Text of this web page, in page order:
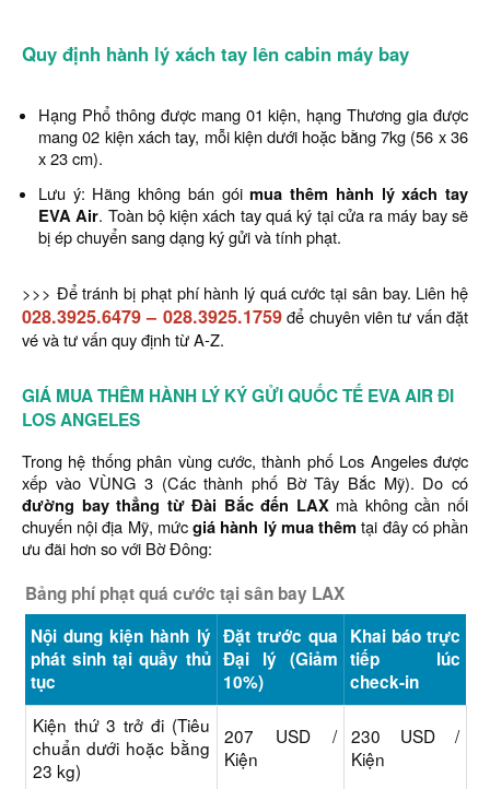
Quy định hành lý xách tay lên cabin máy bay
Hạng Phổ thông được mang 01 kiện, hạng Thương gia được
mang 02 kiện xách tay, mỗi kiện dưới hoặc bằng 7kg (56 x 36
x 23 cm).
Lưu ý: Hãng không bán góimua thêm hành lý xách tay
EVA Air. Toàn bộ kiện xách tay quá ký tại cửa ra máy bay sẽ
bị ép chuyển sang dạng ký gửi và tính phạt.
>>> Để tránh bị phạt phí hành lý quá cước tại sân bay. Liên hệ
028.3925.6479– 028.3925.1759 để chuyên viên tư vấn đặt
vé và tư vấn quy định từ A-Z.
GIÁ MUA THÊM HÀNH LÝ KÝ GỬI QUỐC TẾ EVA AIR ĐI
LOS ANGELES
Trong hệ thống phân vùng cước, thành phố Los Angeles được
xếp vào VÙNG 3 (Các thành phố Bờ Tây Bắc Mỹ). Do có
đường bay thẳng từ Đài Bắc đến LAX mà không cần nối
chuyến nội địa Mỹ, mứcgiá hành lý mua thêm tại đây có phần
ưu đãi hơn so với Bờ Đông:
Bảng phí phạt quá cước tại sân bay LAX
Nội dung kiện hành lý
phát sinh tại quầy thủ
tục
Đặt trước qua
Đại lý (Giảm
10%)
Khai báo trực
tiếp lúc
check-in
Kiện thứ 3 trở đi (Tiêu
chuẩn dưới hoặc bằng
23 kg)
207 USD /
Kiện
230 USD /
Kiện